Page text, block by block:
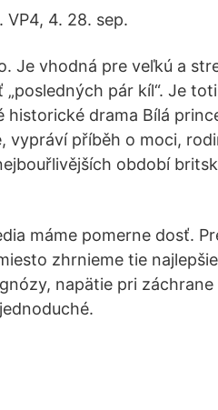
4. 28. sep.
Je vhodná pre veľkú a
pár kíl“. Je
drama Bílá
vypráví příběh o moci,
období
máme pomerne dosť.
zhrnieme tie
napätie pri záchrane